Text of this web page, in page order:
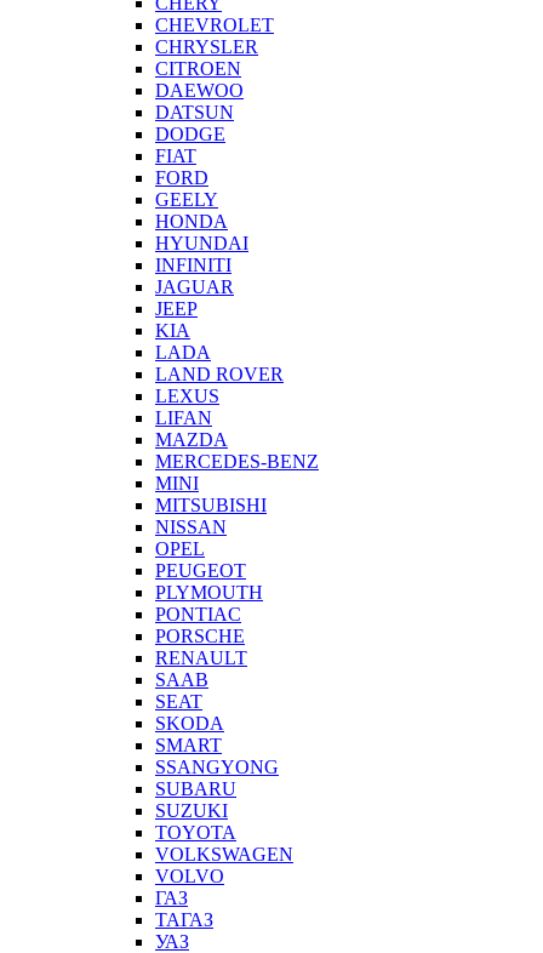
CHEVROLET
CHRYSLER
CITROEN
DAEWOO
DATSUN
DODGE
FIAT
FORD
GEELY
HONDA
HYUNDAI
INFINITI
JAGUAR
JEEP
KIA
LADA
LAND ROVER
LEXUS
LIFAN
MAZDA
MERCEDES-BENZ
MINI
MITSUBISHI
NISSAN
OPEL
PEUGEOT
PLYMOUTH
PONTIAC
PORSCHE
RENAULT
SAAB
SEAT
SKODA
SMART
SSANGYONG
SUBARU
SUZUKI
TOYOTA
VOLKSWAGEN
VOLVO
ГАЗ
ТАГАЗ
УАЗ